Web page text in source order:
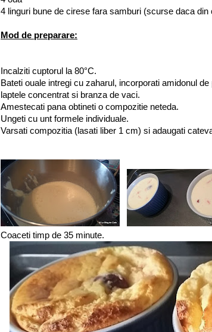
4 linguri bune de cirese fara samburi (scurse daca din
Mod de preparare:
Incalziti cuptorul la 80°C.
Bateti ouale intregi cu zaharul, incorporati amidonul
laptele concentrat si branza de vaci.
Amestecati pana obtineti o compozitie neteda.
Ungeti cu unt formele individuale.
Varsati compozitia (lasati liber 1 cm) si adaugati
Coaceti timp de 35 minute.